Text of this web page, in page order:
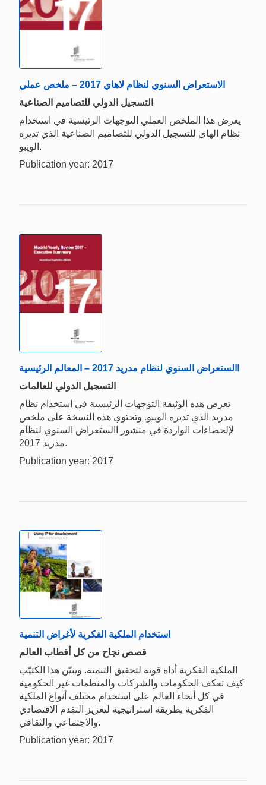
الاستعراض السنوي لنظام لاهاي 2017 – ملخص عملي
التسجيل الدولي للتصاميم الصناعية
يعرض هذا الملخص العملي التوجهات الرئيسية في استخدام
نظام الهاي للتسجيل الدولي للتصاميم الصناعية الذي تديره
الويبو.
Publication year: 2017
االستعراض السنوي لنظام مدريد 2017 – المعالم الرئيسية
التسجيل الدولي للعالمات
تعرض هذه الوثيقة التوجهات الرئيسية في استخدام نظام
مدريد الذي تديره الويبو. وتحتوي هذه النسخة على ملخص
لإلحصاءات الواردة في منشور االستعراض السنوي لنظام
مدريد 2017.
Publication year: 2017
استخدام الملكية الفكرية لأغراض التنمية
قصص نجاح من كل أقطاب العالم
الملكية الفكرية أداة قوية لتحقيق التنمية. ويبيّن هذا الكتيّب
كيف تعكف الحكومات والشركات والمنظمات غير الحكومية
في كل أنحاء العالم على استخدام مختلف أنواع الملكية
الفكرية بطريقة استراتيجية لتعزيز التقدم الاقتصادي
والاجتماعي والثقافي.
Publication year: 2017